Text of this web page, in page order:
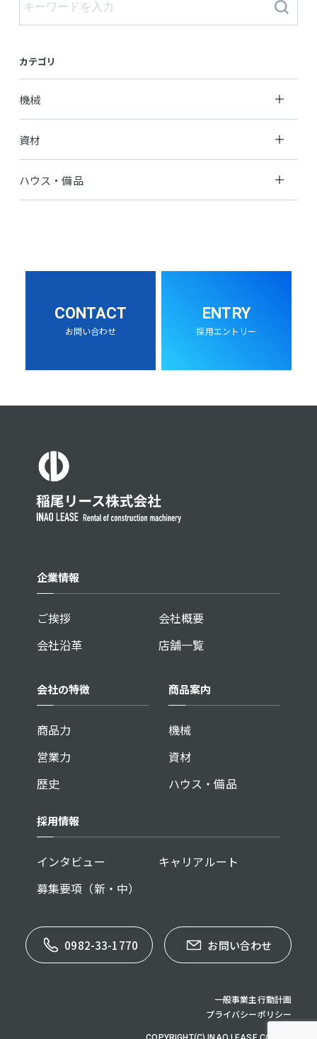
カテゴリ
機械
資材
ハウス・備品
CONTACT
お問い合わせ
ENTRY
採用エントリー
企業情報
ご挨拶
会社概要
会社沿革
店舗一覧
会社の特徴
商品力
営業力
歴史
商品案内
機械
資材
ハウス・備品
採用情報
インタビュー
キャリアルート
募集要項（新・中）
0982-33-1770 お問い合わせ
一般事業主行動計画
プライバシーポリシー